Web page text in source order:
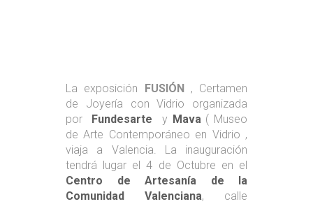
La exposición FUSIÓN, Certamen
de Joyería con Vidrio organizada
por
Fundesarte y Mava( Museo
de Arte Contemporáneo en Vidrio ,
viaja a Valencia. La inauguración
tendrá lugar el 4 de Octubre en el
Centro de Artesanía de la
Comunidad Valenciana, calle